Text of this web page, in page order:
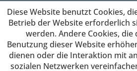
Diese Website benutzt Cookies,
Betrieb der Website erforderlich
werden. Andere Cookies,
Benutzung dieser Website
dienen oder die Interaktion mit
sozialen Netzwerken